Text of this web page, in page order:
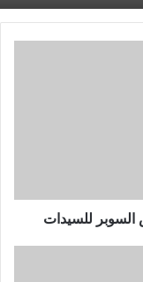
السوبر للسيدات